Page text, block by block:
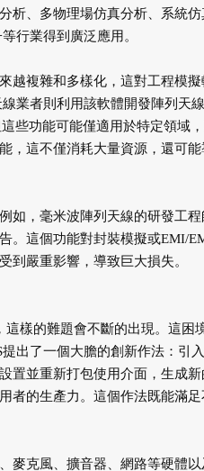
析、多物理場仿真分析、系統
行業得到廣泛應用。
越複雜和多樣化，這對工程模
業者則利用該軟體開發陣列天
些功能可能僅適用於特定領域
，這不僅消耗大量資源，還可
如，毫米波陣列天線的研發工
。這個功能對封裝模擬或EMI/
到嚴重影響，導致巨大損失。
樣的難題會不斷的出現。這困
出了一個大膽的創新作法：引
置並重新打包使用介面，生成
者的生產力。這個作法既能滿
麥克風、擴音器、網路等硬體